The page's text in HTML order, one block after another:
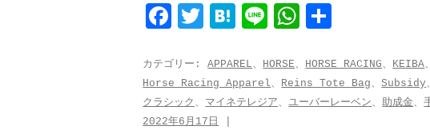
F
c
e
b
T
i
t
t
H
t
e
L
n
e
W
a
t
カテゴリー:APPAREL、 HORSE、 HORSE RACING、 KEIBA
Horse Racing Apparel、 Reins Tote Bag、Subsidy、
クラシック 、 マイネテレジア、ユーバーレーベン、助成金、
2022年6月17日